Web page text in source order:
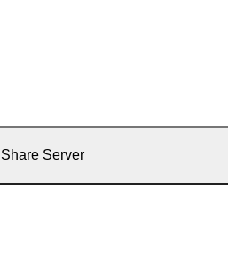
Share Server